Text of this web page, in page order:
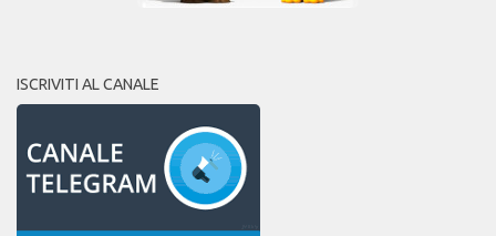
ISCRIVITI AL CANALE